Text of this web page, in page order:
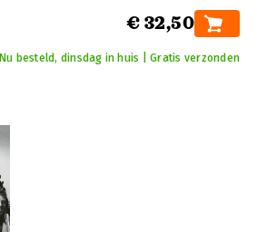
€ 32,50
Nu besteld, dinsdag in huis | Gratis verzonden